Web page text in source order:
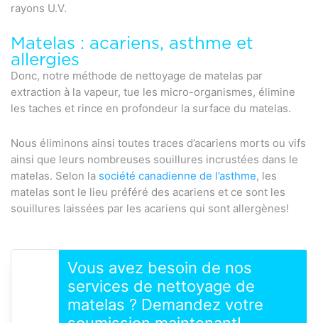
rayons U.V.
Matelas : acariens, asthme et
allergies
Donc, notre méthode de nettoyage de matelas par
extraction à la vapeur, tue les micro-organismes, élimine
les taches et rince en profondeur la surface du matelas.
Nous éliminons ainsi toutes traces d’acariens morts ou vifs
ainsi que leurs nombreuses souillures incrustées dans le
matelas. Selon la société canadienne de l’asthme, les
matelas sont le lieu préféré des acariens et ce sont les
souillures laissées par les acariens qui sont allergènes!
Vous avez besoin de nos
services de nettoyage de
matelas ? Demandez votre